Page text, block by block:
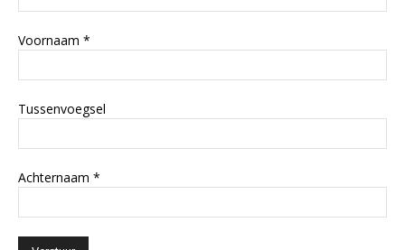
Voornaam *
Tussenvoegsel
Achternaam *